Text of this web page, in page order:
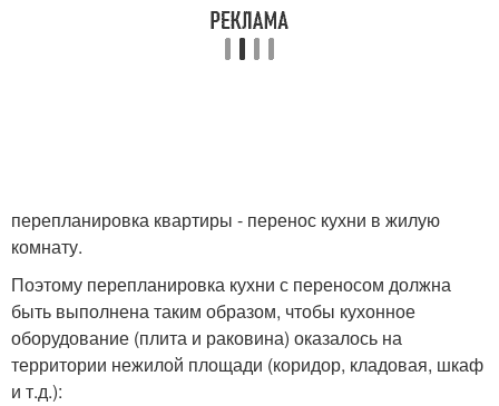
перепланировка квартиры - перенос кухни в жилую
комнату.
Поэтому перепланировка кухни с переносом должна
быть выполнена таким образом, чтобы кухонное
оборудование (плита и раковина) оказалось на
территории нежилой площади (коридор, кладовая, шкаф
и т.д.):